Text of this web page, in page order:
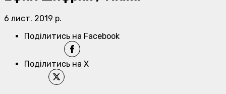
6 лист. 2019 р.
Поділитись на Facebook
Поділитись на X